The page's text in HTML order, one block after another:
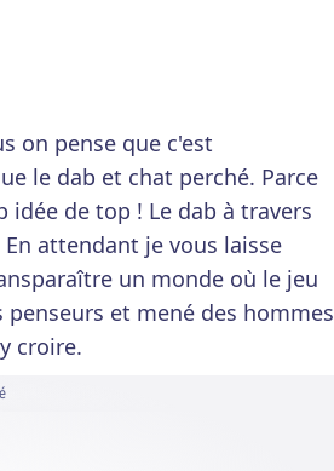
on pense que c'est
le dab et chat perché. Parce
de top ! Le dab à travers
attendant je vous laisse
un monde où le jeu
et mené des hommes
croire.